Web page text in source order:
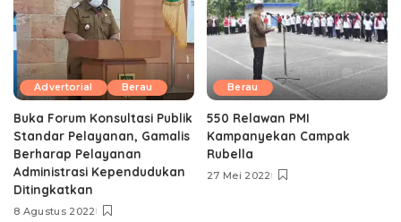
Advertorial Berau
Buka Forum Konsultasi Publik
Standar Pelayanan, Gamalis
Berharap Pelayanan
Administrasi Kependudukan
Ditingkatkan
8 Agustus 2022
Berau
550 Relawan PMI
Kampanyekan Campak
Rubella
27 Mei 2022